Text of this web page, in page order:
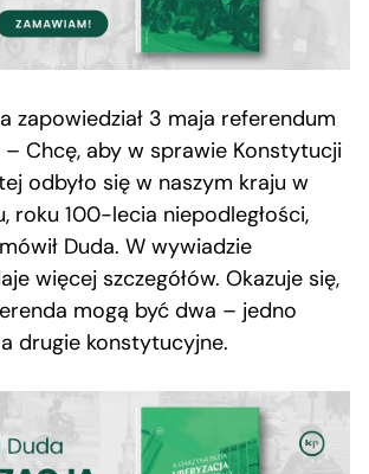
zapowiedział 3 maja referendum
Chcę, aby w sprawie Konstytucji
odbyło się w naszym kraju w
roku 100-lecia niepodległości,
Duda. W wywiadzie
więcej szczegółów. Okazuje się,
mogą być dwa – jedno
drugie konstytucyjne.